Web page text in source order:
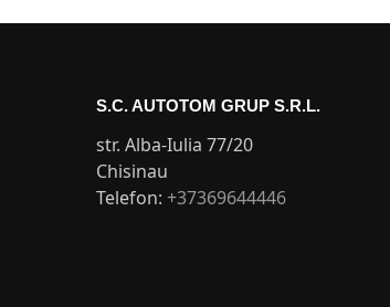
S.C. AUTOTOM GRUP S.R.L.
str. Alba-Iulia 77/20
Chisinau
Telefon: +37369644446